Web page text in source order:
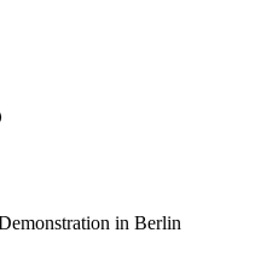
in Berlin